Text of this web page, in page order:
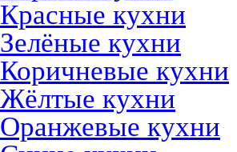
Красные кухни
Зелёные кухни
Коричневые кухни
Жёлтые кухни
Оранжевые кухни